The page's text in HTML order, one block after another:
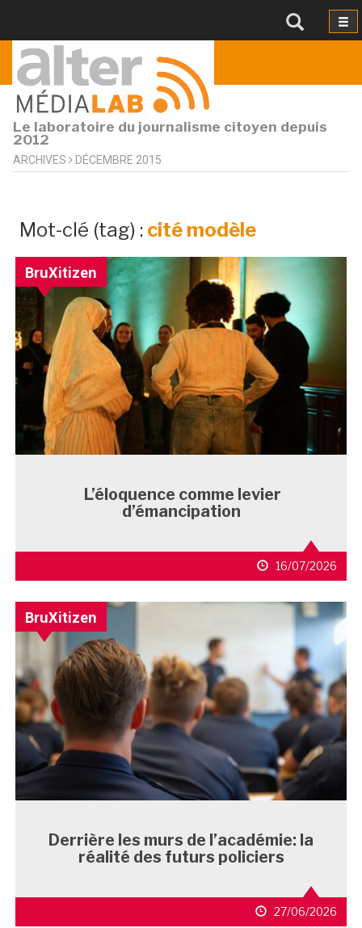
Le laboratoire du journalisme citoyen depuis
2012
ARCHIVES DÉCEMBRE 2015
Mot-clé (tag) : cité modèlearchives
mot-
clé
BruXitizen
L’éloquence comme levier
d’émancipation
16/07/2026
BruXitizen
Derrière les murs de l’académie: la
réalité des futurs policiers
27/06/2026